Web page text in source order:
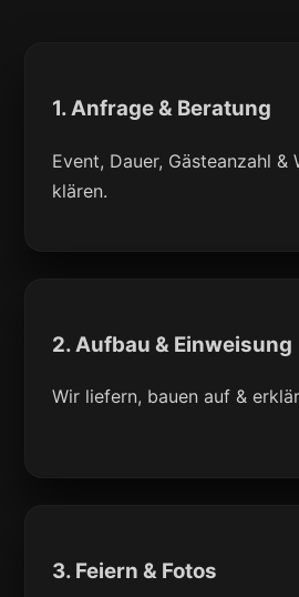
1. Anfrage & Beratung
Event, Dauer, Gästeanzahl &
klären.
2. Aufbau & Einweisung
Wir liefern, bauen auf &
3. Feiern & Fotos